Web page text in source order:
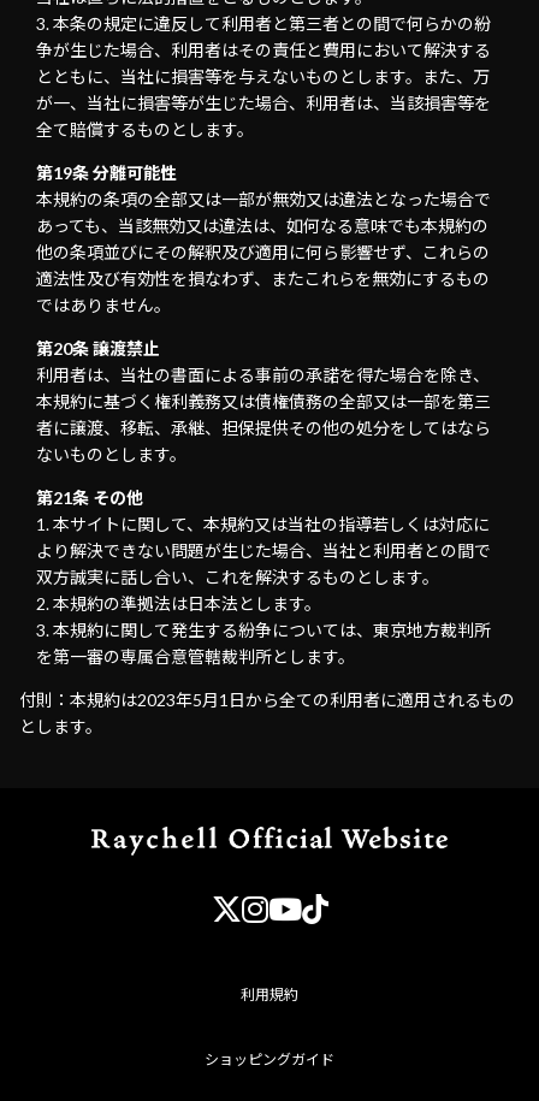
本条の規定に違反して利用者と第三者との間で何らかの紛
争が生じた場合、利用者はその責任と費用において解決する
とともに、当社に損害等を与えないものとします。また、万
が一、当社に損害等が生じた場合、利用者は、当該損害等を
全て賠償するものとします。
第19条 分離可能性
本規約の条項の全部又は一部が無効又は違法となった場合で
あっても、当該無効又は違法は、如何なる意味でも本規約の
他の条項並びにその解釈及び適用に何ら影響せず、これらの
適法性及び有効性を損なわず、またこれらを無効にするもの
ではありません。
第20条 譲渡禁止
利用者は、当社の書面による事前の承諾を得た場合を除き、
本規約に基づく権利義務又は債権債務の全部又は一部を第三
者に譲渡、移転、承継、担保提供その他の処分をしてはなら
ないものとします。
第21条 その他
本サイトに関して、本規約又は当社の指導若しくは対応に
より解決できない問題が生じた場合、当社と利用者との間で
双方誠実に話し合い、これを解決するものとします。
本規約の準拠法は日本法とします。
本規約に関して発生する紛争については、東京地方裁判所
を第一審の専属合意管轄裁判所とします。
付則：本規約は2023年5月1日から全ての利用者に適用されるもの
とします。
利用規約
ショッピングガイド